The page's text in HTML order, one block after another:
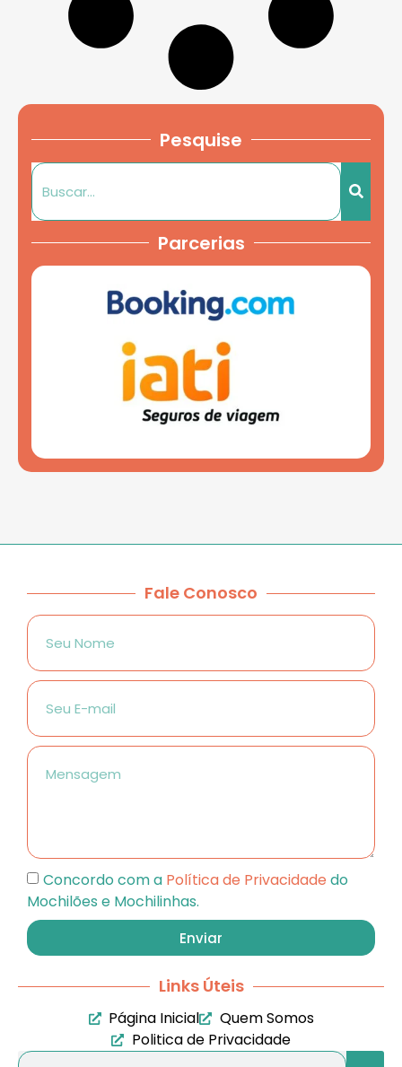
Pesquise
Parcerias
Fale Conosco
Concordo com a Política de Privacidade do
Mochilões e Mochilinhas.
Enviar
Links Úteis
Página Inicial
Quem Somos
Politica de Privacidade